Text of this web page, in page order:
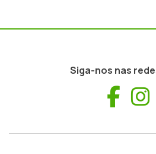
Siga-nos nas